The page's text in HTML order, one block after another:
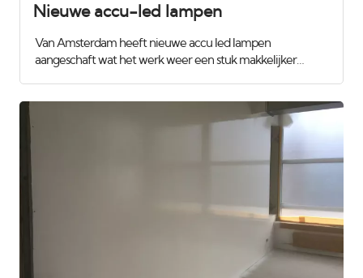
Nieuwe accu-led lampen
Van Amsterdam heeft nieuwe accu led lampen
aangeschaft wat het werk weer een stuk makkelijker
wordt. Ook tijdens het spuiten loopt er iemand mee met
de lamp zodat we niets missen. Het zijn daglicht lampen
zodat we ook geen verassingen met kleur hebben. Slechts
50 watt dus erg zuinig voor de klant, veilig omdat ze koud